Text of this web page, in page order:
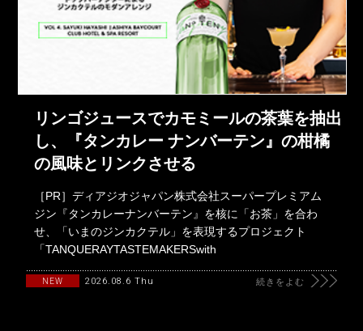
リンゴジュースでカモミールの茶葉を抽出
し、『タンカレー ナンバーテン』の柑橘
の風味とリンクさせる
［PR］ディアジオジャパン株式会社スーパープレミアム
ジン『タンカレーナンバーテン』を核に「お茶」を合わ
せ、「いまのジンカクテル」を表現するプロジェクト
「TANQUERAYTASTEMAKERSwith
NEW 2026.08.6 Thu 続きをよむ